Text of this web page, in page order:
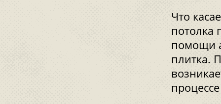
Что
потолка
помощи
плитка.